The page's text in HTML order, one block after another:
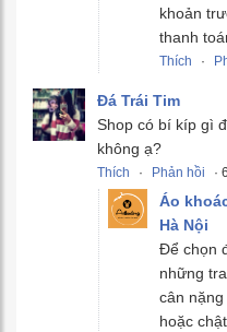
khoản
thanh
Thích ·
Đá Trái Tim
Shop có bí kíp gì
không ạ?
Thích · Phản hồi ·
Áo
Hà Nội
Để chọn
những
cân
hoặc